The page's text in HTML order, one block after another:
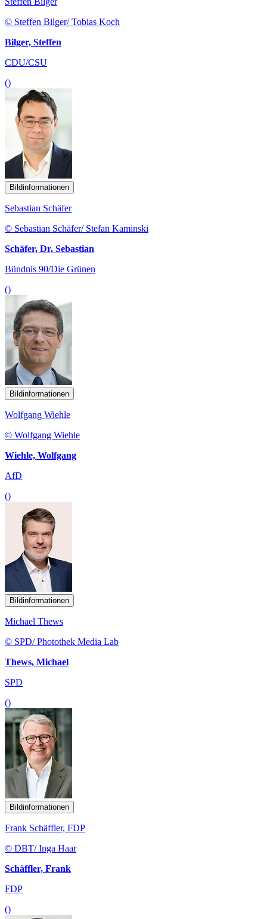
© Steffen Bilger/ Tobias Koch
Bilger, Steffen
CDU/CSU
()
Bildinformationen
Sebastian Schäfer
© Sebastian Schäfer/ Stefan Kaminski
Schäfer, Dr. Sebastian
Bündnis 90/Die Grünen
()
Bildinformationen
Wolfgang Wiehle
© Wolfgang Wiehle
Wiehle, Wolfgang
AfD
()
Bildinformationen
Michael Thews
© SPD/ Photothek Media Lab
Thews, Michael
SPD
()
Bildinformationen
Frank Schäffler, FDP
© DBT/ Inga Haar
Schäffler, Frank
FDP
()